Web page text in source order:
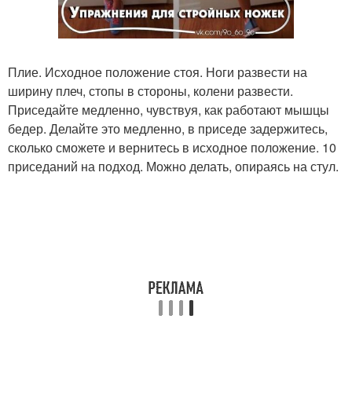
Плие. Исходное положение стоя. Ноги развести на
ширину плеч, стопы в стороны, колени развести.
Приседайте медленно, чувствуя, как работают мышцы
бедер. Делайте это медленно, в приседе задержитесь,
сколько сможете и вернитесь в исходное положение. 10
приседаний на подход. Можно делать, опираясь на стул.